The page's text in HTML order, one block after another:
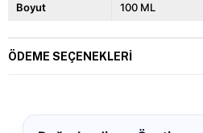
Boyut 100 ML
ÖDEME SEÇENEKLERI